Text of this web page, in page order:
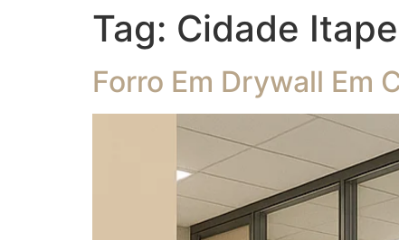
Tag: Cidade
Forro Em Drywall Em